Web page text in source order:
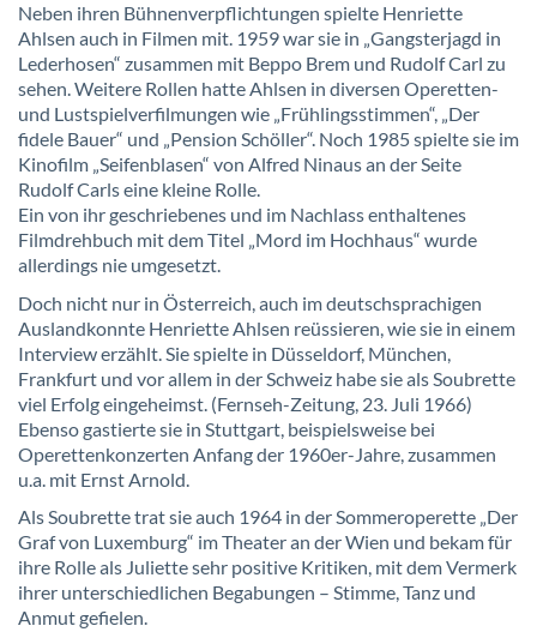
Neben ihren Bühnenverpflichtungen spielte Henriette
Ahlsen auch in Filmen mit. 1959 war sie in „Gangsterjagd in
Lederhosen“ zusammen mit Beppo Brem und Rudolf Carl zu
sehen. Weitere Rollen hatte Ahlsen in diversen Operetten-
und Lustspielverfilmungen wie „Frühlingsstimmen“, „Der
fidele Bauer“ und „Pension Schöller“. Noch 1985 spielte sie im
Kinofilm „Seifenblasen“ von Alfred Ninaus an der Seite
Rudolf Carls eine kleine Rolle.
Ein von ihr geschriebenes und im Nachlass enthaltenes
Filmdrehbuch mit dem Titel „Mord im Hochhaus“ wurde
allerdings nie umgesetzt.
Doch nicht nur in Österreich, auch im deutschsprachigen
Auslandkonnte Henriette Ahlsen reüssieren, wie sie in einem
Interview erzählt. Sie spielte in Düsseldorf, München,
Frankfurt und vor allem in der Schweiz habe sie als Soubrette
viel Erfolg eingeheimst. (Fernseh-Zeitung, 23. Juli 1966)
Ebenso gastierte sie in Stuttgart, beispielsweise bei
Operettenkonzerten Anfang der 1960er-Jahre, zusammen
u.a. mit Ernst Arnold.
Als Soubrette trat sie auch 1964 in der Sommeroperette „Der
Graf von Luxemburg“ im Theater an der Wien und bekam für
ihre Rolle als Juliette sehr positive Kritiken, mit dem Vermerk
ihrer unterschiedlichen Begabungen – Stimme, Tanz und
Anmut gefielen.